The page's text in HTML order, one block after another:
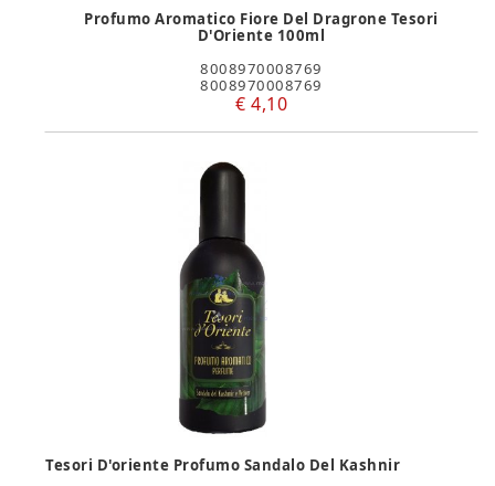
Profumo Aromatico Fiore Del Dragrone Tesori
D'Oriente 100ml
8008970008769
8008970008769
€ 4,10
Tesori D'oriente Profumo Sandalo Del Kashnir